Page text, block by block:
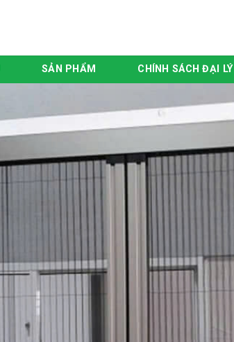
SẢN PHẨM CHÍNH SÁCH ĐẠI LÝ